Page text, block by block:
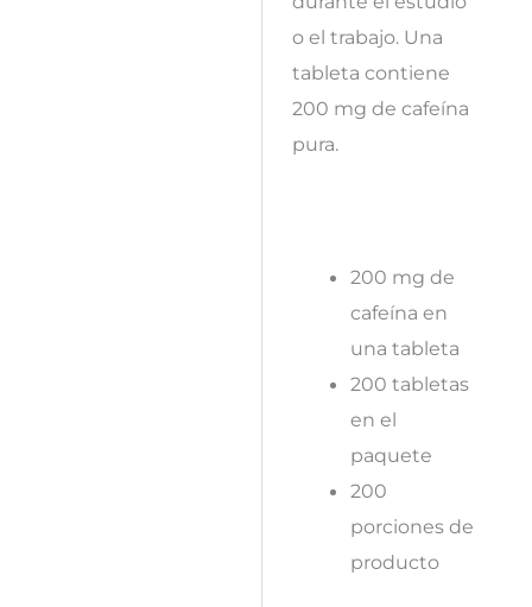
o el trabajo. Una
tableta contiene
200 mg de cafeína
pura.
200 mg de
cafeína en
una tableta
200 tabletas
en el
paquete
200
porciones de
producto